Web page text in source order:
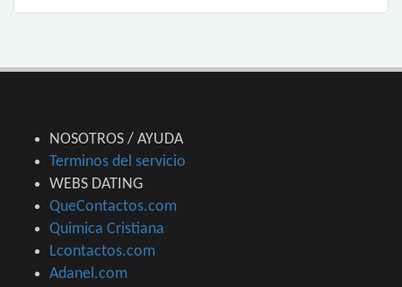
NOSOTROS / AYUDA
Terminos del servicio
WEBS DATING
QueContactos.com
Quimica Cristiana
Lcontactos.com
Adanel.com